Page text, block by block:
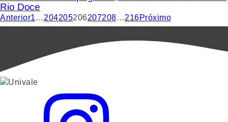
Rio Doce
Anterior1 …204205206207208…216Próximo